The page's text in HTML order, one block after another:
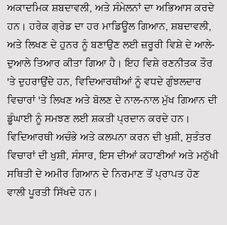
ਅਕਾਦਮਿਕ ਸ਼ਬਦਾਵਲੀ, ਅਤੇ ਸੰਮੇਲਨਾਂ ਦਾ ਅਭਿਆਸ ਕਰਦੇ
ਹਨ। ਹਰੇਕ ਗ੍ਰੇਡ ਦਾ ਹਰ ਮਾਡਿਊਲ ਗਿਆਨ, ਸ਼ਬਦਾਵਲੀ,
ਅਤੇ ਲਿਖਣ ਦੇ ਹੁਨਰ ਨੂੰ ਬਣਾਉਣ ਲਈ ਜ਼ਰੂਰੀ ਵਿਸ਼ੇ ਦੇ ਆਲੇ-
ਦੁਆਲੇ ਤਿਆਰ ਕੀਤਾ ਗਿਆ ਹੈ। ਇਹ ਵਿਸ਼ੇ ਰਣਨੀਤਕ ਤੌਰ
'ਤੇ ਦੁਹਰਾਉਂਦੇ ਹਨ, ਵਿਦਿਆਰਥੀਆਂ ਨੂੰ ਵਧਦੇ ਗੁੰਝਲਦਾਰ
ਵਿਚਾਰਾਂ 'ਤੇ ਲਿਖਣ ਅਤੇ ਬੋਲਣ ਦੇ ਨਾਲ-ਨਾਲ ਮੁੱਖ ਗਿਆਨ ਦੀ
ਡੂੰਘਾਈ ਨੂੰ ਸਮਝਣ ਲਈ ਸ਼ਕਤੀ ਪ੍ਰਦਾਨ ਕਰਦੇ ਹਨ।
ਵਿਦਿਆਰਥੀ ਅਚੰਭੇ ਅਤੇ ਕਲਪਨਾ ਕਰਨ ਦੀ ਖੁਸ਼ੀ, ਸੁਤੰਤਰ
ਵਿਚਾਰਾਂ ਦੀ ਖੁਸ਼ੀ, ਸੰਸਾਰ, ਇਸ ਦੀਆਂ ਕਹਾਣੀਆਂ ਅਤੇ ਮਨੁੱਖੀ
ਸਥਿਤੀ ਦੇ ਅਮੀਰ ਗਿਆਨ ਦੇ ਨਿਰਮਾਣ ਤੋਂ ਪ੍ਰਾਪਤ ਹੋਣ
ਵਾਲੀ ਪੂਰਤੀ ਸਿੱਖਦੇ ਹਨ।